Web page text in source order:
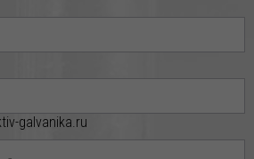
СИЛИКАГЕЛЯ ИНДИКАТОРНОГО
Дорогие Друзья! Реализуем
по индивидуа
ЦИНКА ХЛОРИСТОГО уже на
galvanika.ru